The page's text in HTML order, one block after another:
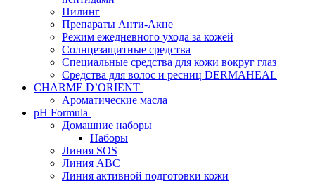
Пилинг
Препараты Анти-Акне
Режим ежедневного ухода за кожей
Солнцезащитные средства
Специальные средства для кожи вокруг глаз
Средства для волос и ресниц DERMAHEAL
CHARME D’ORIENT
Ароматические масла
pH Formula
Домашние наборы
Наборы
Линия SOS
Линия АВС
Линия активной подготовки кожи